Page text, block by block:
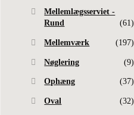
Mellemlægsserviet -
Rund
(61)
Mellemværk (197)
Nøglering (9)
Ophæng (37)
Oval (32)